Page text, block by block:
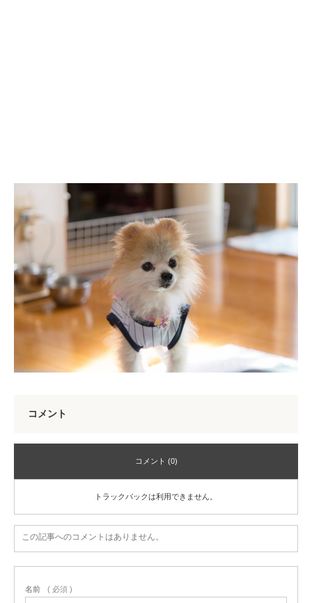
コメント
コメント (0)
トラックバックは利用できません。
この記事へのコメントはありません。
名前 ( 必須 )